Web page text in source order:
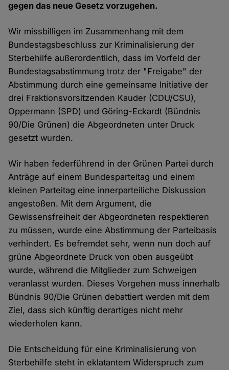
gegen das neue Gesetz vorzugehen.
Wir missbilligen im Zusammenhang mit dem
Bundestagsbeschluss zur Kriminalisierung der
Sterbehilfe außerordentlich, dass im Vorfeld der
Bundestagsabstimmung trotz der "Freigabe" der
Abstimmung durch eine gemeinsame Initiative der
drei Fraktionsvorsitzenden Kauder (CDU/CSU),
Oppermann (SPD) und Göring-Eckardt (Bündnis
90/Die Grünen) die Abgeordneten unter Druck
gesetzt wurden.
Wir haben federführend in der Grünen Partei durch
Anträge auf einem Bundesparteitag und einem
kleinen Parteitag eine innerparteiliche Diskussion
angestoßen. Mit dem Argument, die
Gewissensfreiheit der Abgeordneten respektieren
zu müssen, wurde eine Abstimmung der Parteibasis
verhindert. Es befremdet sehr, wenn nun doch auf
grüne Abgeordnete Druck von oben ausgeübt
wurde, während die Mitglieder zum Schweigen
veranlasst wurden. Dieses Vorgehen muss innerhalb
Bündnis 90/Die Grünen debattiert werden mit dem
Ziel, dass sich künftig derartiges nicht mehr
wiederholen kann.
Die Entscheidung für eine Kriminalisierung von
Sterbehilfe steht in eklatantem Widerspruch zum